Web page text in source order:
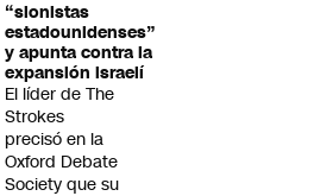
“sionistas
estadounidenses”
y apunta contra la
expansión israelí
El líder de The
Strokes
precisó en la
Oxford Debate
Society que su